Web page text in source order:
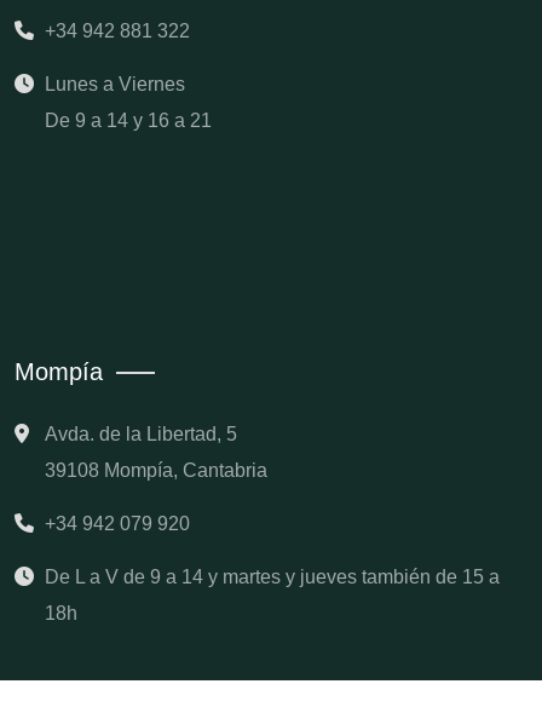
+34 942 881 322
Lunes a Viernes
De 9 a 14 y 16 a 21
Mompía
Avda. de la Libertad, 5
39108 Mompía, Cantabria
+34 942 079 920
De L a V de 9 a 14 y martes y jueves también de 15 a
18h